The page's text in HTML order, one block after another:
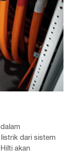
dari sistem
akan